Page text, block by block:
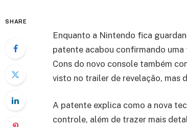
SHARE
Enquanto a Nintendo fica
patente acabou confirmando uma
Cons do novo console também
visto no trailer de revelação, mas
A patente explica como a nova
controle, além de trazer mais